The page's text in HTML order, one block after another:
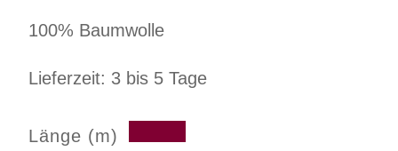
100% Baumwolle
Lieferzeit: 3 bis 5 Tage
Länge (m)